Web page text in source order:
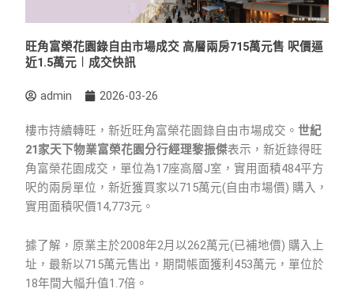
旺角富榮花園錄自由市場成交 高層兩房715萬元售 呎價逼
近1.5萬元︱成交快訊
admin 2026-03-26
樓市持續轉旺，新近旺角富榮花園錄自由市場成交。世紀
21家天下物業富榮花園分行經理黎振傑表示，新近錄得旺
角富榮花園成交，單位為17座高層J室，實用面積484平方
呎的兩房單位，新近獲買家以715萬元(自由市場價) 購入，
實用面積呎價14,773元。
據了解，原業主於2008年2月以262萬元(已補地價) 購入上
址，最新以715萬元售出，期間帳面獲利453萬元，單位於
18年間大幅升值1.7倍。